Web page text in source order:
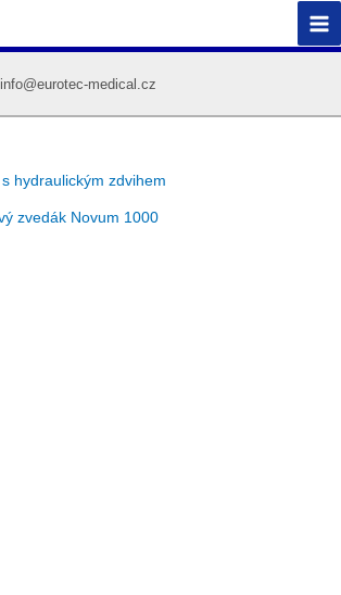
info@eurotec-medical.cz